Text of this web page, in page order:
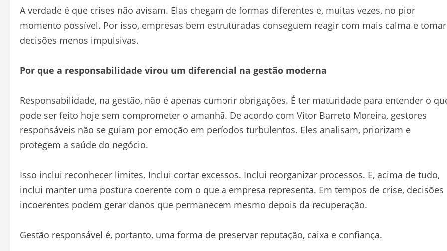
A verdade é que crises não avisam. Elas chegam de formas diferentes e, muitas vezes, no pior
momento possível. Por isso, empresas bem estruturadas conseguem reagir com mais calma e tomar
decisões menos impulsivas.
Por que a responsabilidade virou um diferencial na gestão moderna
Responsabilidade, na gestão, não é apenas cumprir obrigações. É ter maturidade para entender o
pode ser feito hoje sem comprometer o amanhã. De acordo com Vitor Barreto Moreira, gestores
responsáveis não se guiam por emoção em períodos turbulentos. Eles analisam, priorizam e
protegem a saúde do negócio.
Isso inclui reconhecer limites. Inclui cortar excessos. Inclui reorganizar processos. E, acima de tudo,
inclui manter uma postura coerente com o que a empresa representa. Em tempos de crise, decisões
incoerentes podem gerar danos que permanecem mesmo depois da recuperação.
Gestão responsável é, portanto, uma forma de preservar reputação, caixa e confiança.